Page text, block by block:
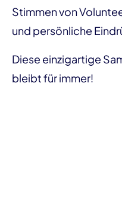
Stimmen von
und persönliche
Diese einzigartige
bleibt für immer!